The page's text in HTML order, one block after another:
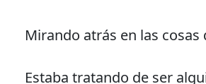
Mirando atrás en las cosas
Estaba tratando de ser